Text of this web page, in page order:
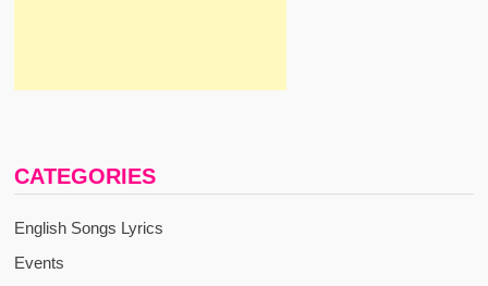
CATEGORIES
English Songs Lyrics
Events